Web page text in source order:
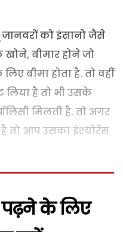
को इंसानो जैसे
बीमार होने जो
बीमा होता है. तो वहीं
है तो भी उसके
मिलती है. तो अगर
तो आप उसका इंश्‍योरेंस
के लिए